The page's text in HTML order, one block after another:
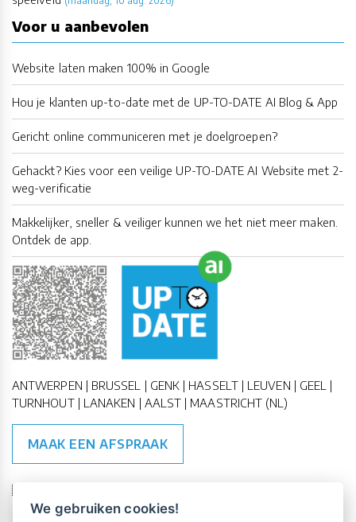
Voor u aanbevolen
Website laten maken 100% in Google
Hou je klanten up-to-date met de UP-TO-DATE AI Blog & App
Gericht online communiceren met je doelgroepen?
Gehackt? Kies voor een veilige UP-TO-DATE AI Website met 2-
weg-verificatie
Makkelijker, sneller & veiliger kunnen we het niet meer maken.
Ontdek de app.
ANTWERPEN | BRUSSEL | GENK | HASSELT | LEUVEN | GEEL |
TURNHOUT | LANAKEN | AALST | MAASTRICHT (NL)
MAAK EEN AFSPRAAK
🇪🇺 🇧🇪
We gebruiken cookies!